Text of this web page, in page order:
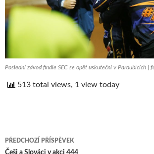
Poslední závod finále SEC se opět uskuteční v Pardubicích |
513 total views, 1 view today
PŘEDCHOZÍ PŘÍSPĚVEK
Češi a Slováci v akci 444